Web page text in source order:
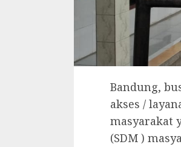
Bandung,
akses /
masyarakat
(SDM )